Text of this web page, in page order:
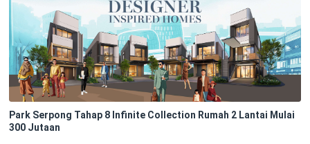
Park Serpong Tahap 8 Infinite Collection Rumah 2 Lantai Mulai
300 Jutaan